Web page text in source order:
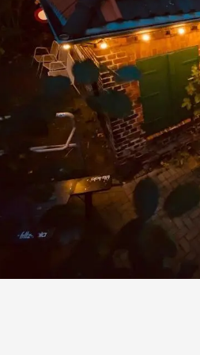
es lieber
darf ein
für Maki,